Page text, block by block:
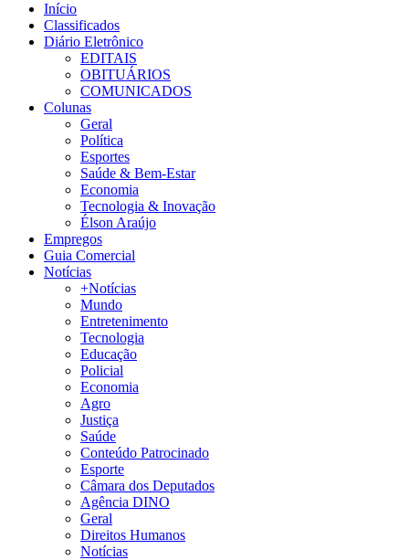
Início
Classificados
Diário Eletrônico
EDITAIS
OBITUÁRIOS
COMUNICADOS
Colunas
Geral
Política
Esportes
Saúde & Bem-Estar
Economia
Tecnologia & Inovação
Élson Araújo
Empregos
Guia Comercial
Notícias
+Notícias
Mundo
Entretenimento
Tecnologia
Educação
Policial
Economia
Agro
Justiça
Saúde
Conteúdo Patrocinado
Esporte
Câmara dos Deputados
Agência DINO
Geral
Direitos Humanos
Notícias